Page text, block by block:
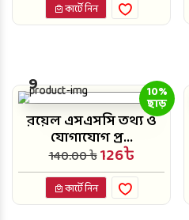
কার্টে নিন
9 10%
ছাড়
রয়েল এসএসসি তথ্য ও
যোগাযোগ প্র...
140.00 ৳126৳
কার্টে নিন